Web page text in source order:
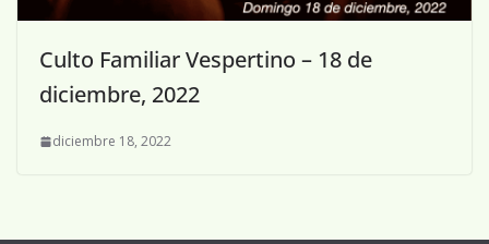
Culto Familiar Vespertino – 18 de
diciembre, 2022
diciembre 18, 2022